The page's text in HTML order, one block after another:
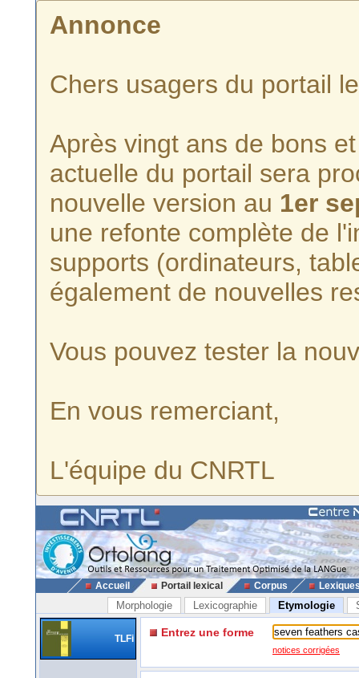
Annonce
Chers usagers du portail
Après vingt ans de bons
actuelle du portail sera
nouvelle version au 1er
une refonte complète de
supports (ordinateurs,
également de nouvelles
Vous pouvez tester la
En vous remerciant,
L'équipe du CNRTL
Accueil Portail lexical Corpus
Morphologie Lexicographie Etymologie
TLFi Entrez une forme
notices corrigées